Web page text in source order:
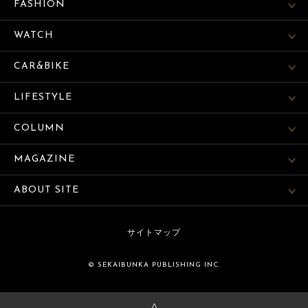
FASHION
WATCH
CAR&BIKE
LIFESTYLE
COLUMN
MAGAZINE
ABOUT SITE
サイトマップ
© SEKAIBUNKA PUBLISHING INC.